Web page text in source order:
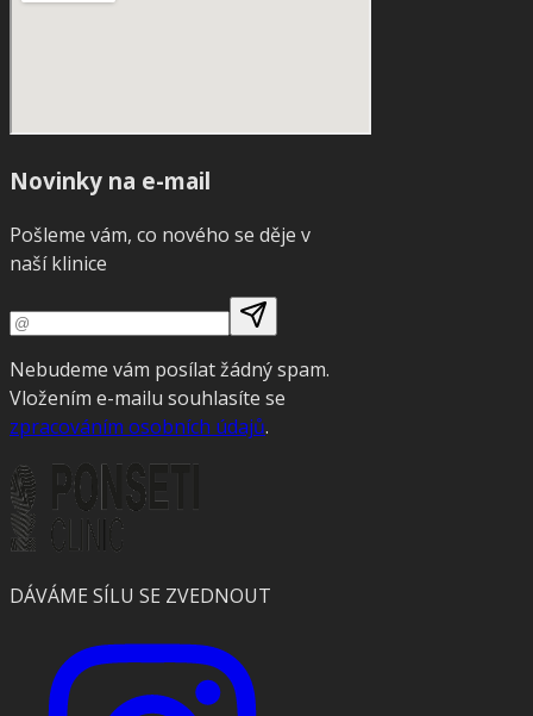
Novinky na e-mail
Pošleme vám, co nového se děje v
naší klinice
Nebudeme vám posílat žádný spam.
Vložením e-mailu souhlasíte se
zpracováním osobních údajů.
DÁVÁME SÍLU SE ZVEDNOUT